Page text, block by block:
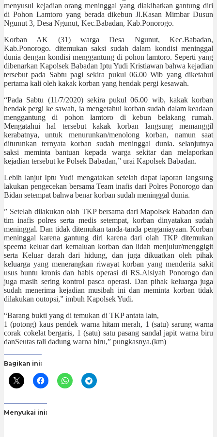
menyusul kejadian orang meninggal yang diakibatkan gantung diri
di Pohon Lamtoro yang berada dikebun Jl.Kasan Mimbar Dusun
Ngunut 3, Desa Ngunut, Kec.Babadan, Kab.Ponorogo.
Korban AK (31) warga Desa Ngunut, Kec.Babadan,
Kab.Ponorogo. ditemukan saksi sudah dalam kondisi meninggal
dunia dengan kondisi menggantung di pohon lamtoro. Seperti yang
dibenarkan Kapolsek Babadan Iptu Yudi Kristiawan bahwa kejadian
tersebut pada Sabtu pagi sekira pukul 06.00 Wib yang diketahui
pertama kali oleh kakak korban yang hendak pergi kesawah.
“Pada Sabtu (11/7/2020) sekira pukul 06.00 wib, kakak korban
hendak pergi ke sawah, ia mengetahui korban sudah dalam keadaan
menggantung di pohon lamtoro di kebun belakang rumah.
Mengatahui hal tersebut kakak korban langsung memanggil
kerabatnya, untuk menurunkan/menolong korban, namun saat
diturunkan ternyata korban sudah meninggal dunia. selanjutnya
saksi meminta bantuan kepada warga sekitar dan melaporkan
kejadian tersebut ke Polsek Babadan,” urai Kapolsek Babadan.
Lebih lanjut Iptu Yudi mengatakan setelah dapat laporan langsung
lakukan pengecekan bersama Team inafis dari Polres Ponorogo dan
Bidan setempat bahwa benar korban sudah meninggal dunia.
” Setelah dilakukan olah TKP bersama dari Mapolsek Babadan dan
tim inafis polres serta medis setempat, korban dinyatakan sudah
meninggal. Dan tidak ditemukan tanda-tanda penganiayaan. Korban
meninggal karena gantung diri karena dari olah TKP ditemukan
speema keluar dari kemaluan korban dan lidah menjulur/menggigit
serta Keluar darah dari hidung, dan juga dikuatkan oleh pihak
keluarga yang menerangkan riwayat korban yang menderita sakit
usus buntu kronis dan habis operasi di RS.Aisiyah Ponorogo dan
juga masih sering kontrol pasca operasi. Dan pihak keluarga juga
sudah menerima kejadian musibah ini dan meminta korban tidak
dilakukan outopsi,” imbuh Kapolsek Yudi.
“Barang bukti yang di temukan di TKP antata lain,
1 (potong) kaus pendek warna hitam merah, 1 (satu) sarung warna
corak cokelat bergaris, 1 (satu) satu pasang sandal japit warna biru
danSeutas tali dadung warna biru,” pungkasnya.(km)
Bagikan ini:
Menyukai ini: